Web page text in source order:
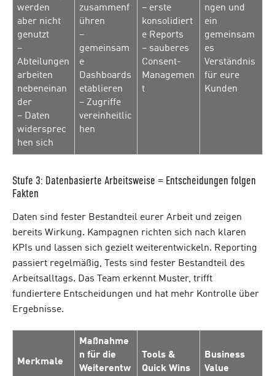
werden
aber nicht
genutzt
–
Abteilungen
arbeiten
nebeneinan
der
– Daten
widersprec
hen sich
zusammenf
ühren
–
gemeinsam
e
Dashboards
etablieren
– Zugriffe
vereinheitlic
hen
– erste
konsolidiert
e Reports
– sauberes
Consent-
Managemen
t
ngen und
ein
gemeinsam
es
Verständnis
für eure
Kunden
Stufe 3: Datenbasierte Arbeitsweise = Entscheidungen folgen
Fakten
Daten sind fester Bestandteil eurer Arbeit und zeigen
bereits Wirkung. Kampagnen richten sich nach klaren
KPIs und lassen sich gezielt weiterentwickeln. Reporting
passiert regelmäßig, Tests sind fester Bestandteil des
Arbeitsalltags. Das Team erkennt Muster, trifft
fundiertere Entscheidungen und hat mehr Kontrolle über
Ergebnisse.
Merkmale
Maßnahme
n für die
Weiterentw
Tools &
Quick Wins
Business
Value